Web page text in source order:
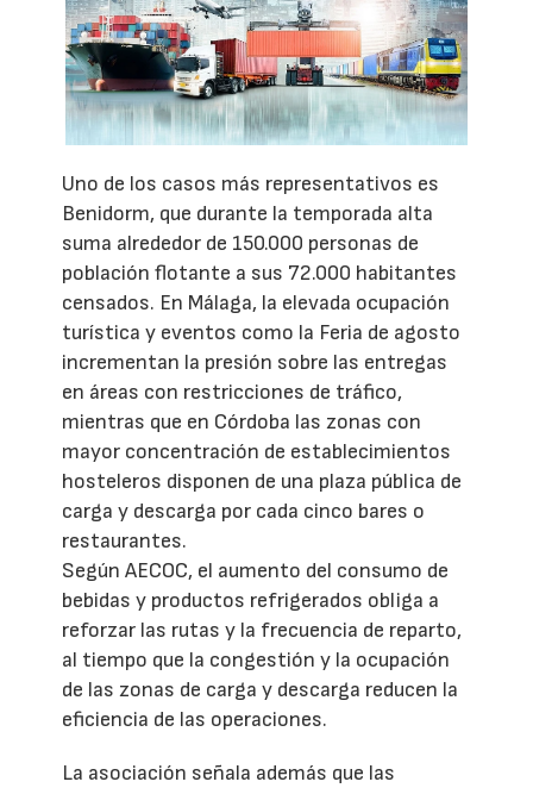
Uno de los casos más representativos es
Benidorm, que durante la temporada alta
suma alrededor de 150.000 personas de
población flotante a sus 72.000 habitantes
censados. En Málaga, la elevada ocupación
turística y eventos como la Feria de agosto
incrementan la presión sobre las entregas
en áreas con restricciones de tráfico,
mientras que en Córdoba las zonas con
mayor concentración de establecimientos
hosteleros disponen de una plaza pública de
carga y descarga por cada cinco bares o
restaurantes.
Según AECOC, el aumento del consumo de
bebidas y productos refrigerados obliga a
reforzar las rutas y la frecuencia de reparto,
al tiempo que la congestión y la ocupación
de las zonas de carga y descarga reducen la
eficiencia de las operaciones.
La asociación señala además que las